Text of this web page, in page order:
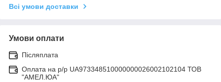
Всі умови доставки
Умови оплати
Післяплата
Оплата на р/р UA973348510000000026002102104 ТОВ
"АМЕЛ.ЮА"